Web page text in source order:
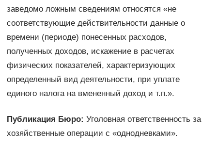
заведомо ложным сведениям относятся «не
соответствующие действительности данные о
времени (периоде) понесенных расходов,
полученных доходов, искажение в расчетах
физических показателей, характеризующих
определенный вид деятельности, при уплате
единого налога на вмененный доход и т.п.».
Публикация Бюро: Уголовная ответственность за
хозяйственные операции с «однодневками».